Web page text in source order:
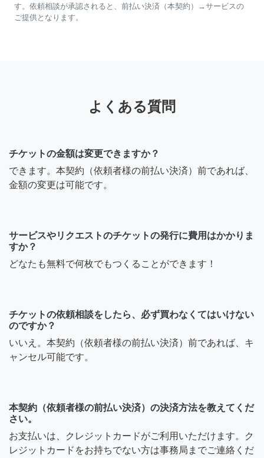
す。依頼相談が承認されると、前払い決済（本契約）→サービスの
ご提供となります。
よくある質問
チケットの金額は変更できますか？
できます。本契約（依頼者様の前払い決済）前であれば、
金額の変更は可能です。
サービスやリクエストのチケットの発行に費用はかかりま
すか？
どなたも無料で何枚でもつくることができます！
チケットの依頼相談をしたら、必ず買わなくてはいけない
のですか？
いいえ。本契約（依頼者様の前払い決済）前であれば、キ
ャンセル可能です。
本契約（依頼者様の前払い決済）の決済方法を教えてくだ
さい。
お支払いは、クレジットカードがご利用いただけます。ク
レジットカードをお持ちでない方は事務局までご連絡くだ